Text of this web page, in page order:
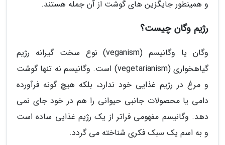
و همینطور جایگزین های گوشت از آن جمله هستند.
رژیم وگان چیست؟
وگان یا وگانیسم (veganism) نوع سخت گیرانه رژیم
گیاهخواری (vegetarianism) است. وگانیسم نه تنها گوشت
و مرغ در رژیم غذایی خود ندارد، بلکه هیچ گونه فرآورده
دامی یا محصولات جانبی حیوانی را هم در خود جای نمی
دهد. وگانیسم مفهومی فراتر از یک رژیم غذایی ساده است
و به اسم یک سبک فکری شناخته می گردد.